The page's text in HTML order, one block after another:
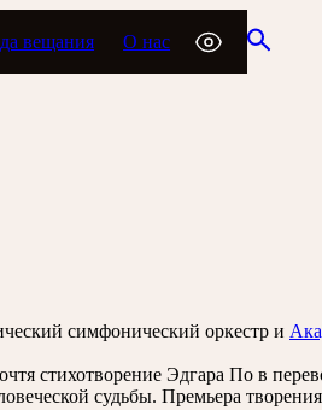
вещания О нас
симфонический оркестр и
стихотворение Эдгара По в
судьбы. Премьера творения